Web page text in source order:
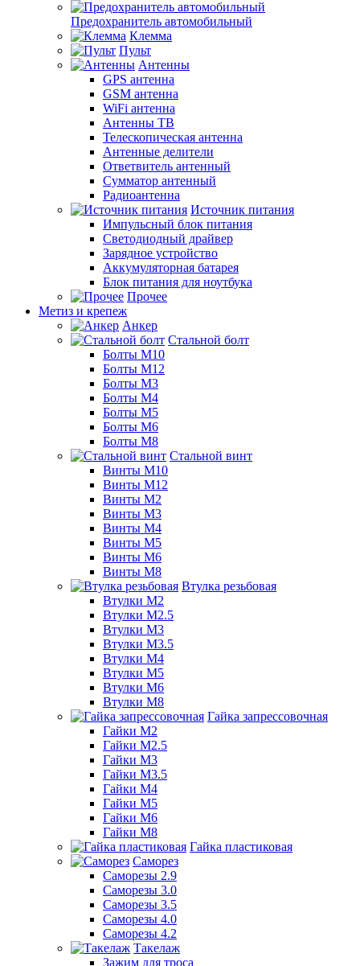
Предохранитель автомобильный
Клемма
Пульт
Антенны
GPS антенна
GSM антенна
WiFi антенна
Антенны ТВ
Телескопическая антенна
Антенные делители
Ответвитель антенный
Сумматор антенный
Радиоантенна
Источник питания
Импульсный блок питания
Светодиодный драйвер
Зарядное устройство
Аккумуляторная батарея
Блок питания для ноутбука
Прочее
Метиз и крепеж
Анкер
Стальной болт
Болты М10
Болты М12
Болты М3
Болты М4
Болты М5
Болты М6
Болты М8
Стальной винт
Винты М10
Винты М12
Винты М2
Винты М3
Винты М4
Винты М5
Винты М6
Винты М8
Втулка резьбовая
Втулки М2
Втулки М2.5
Втулки М3
Втулки М3.5
Втулки М4
Втулки М5
Втулки М6
Втулки М8
Гайка запрессовочная
Гайки М2
Гайки М2.5
Гайки М3
Гайки М3.5
Гайки М4
Гайки М5
Гайки М6
Гайки М8
Гайка пластиковая
Саморез
Саморезы 2.9
Саморезы 3.0
Саморезы 3.5
Саморезы 4.0
Саморезы 4.2
Такелаж
Зажим для троса